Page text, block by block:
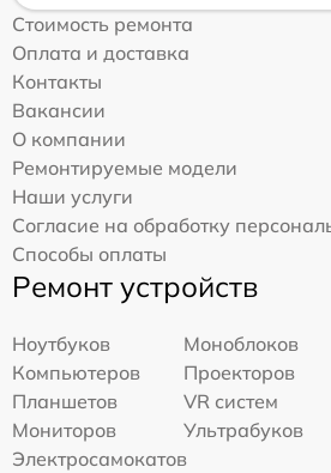
Стоимость ремонта
Оплата и доставка
Контакты
Вакансии
О компании
Ремонтируемые модели
Наши услуги
Согласие на обработку
Способы оплаты
Ремонт устройств
Ноутбуков
Моноблоков
Компьютеров
Проекторов
Планшетов
VR систем
Мониторов
Ультрабуков
Электросамокатов